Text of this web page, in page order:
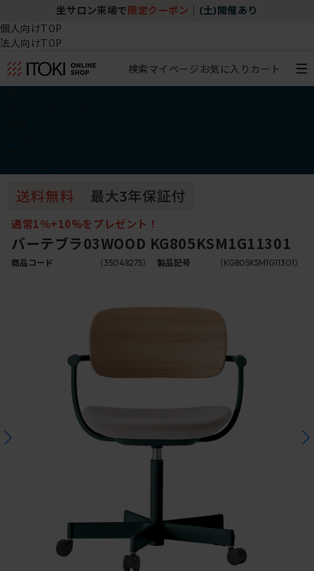
坐サロン来場で 限定クーポン (土)開催あり
個人向けTOP
法人向けTOP
検索マイページ お気に入り カート
通常1％+10%をプレゼント！
バーテブラ03WOOD KG805KSM1G11301
商品コード （35048275） 製品記号 （KG805KSM1G11301）